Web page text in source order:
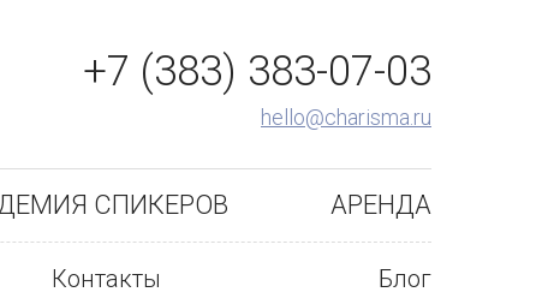
+7 (383) 383-07-03
hello@charisma.ru
СПИКЕРОВ АРЕНДА
Контакты Блог